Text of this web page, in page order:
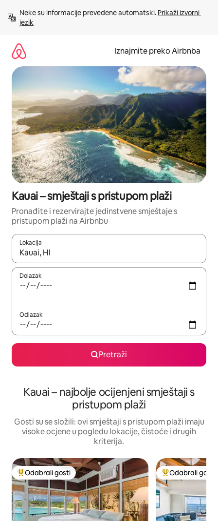
sadržaj
Neke su informacije prevedene automatski. Prikaži izvorni
jezik
Iznajmite preko Airbnba
Kauai – smještaji s pristupom plaži
Pronađite i rezervirajte jedinstvene smještaje s
pristupom plaži na Airbnbu
Lokacija
Kada budu dostupni rezultati, moći ćete ih pregledati
Dolazak
Odlazak
Pretraži
Kauai – najbolje ocijenjeni smještaji s
pristupom plaži
Gosti su se složili: ovi smještaji s pristupom plaži imaju
visoke ocjene u pogledu lokacije, čistoće i drugih
kriterija.
Među najviše rangiranima s oznakom „Odabrali gosti”
Odabrali gosti Među najviše
Odabrali gosti